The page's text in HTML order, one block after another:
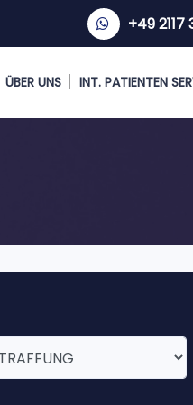
+49 2117
ÜBER UNS INT. PATIENTEN